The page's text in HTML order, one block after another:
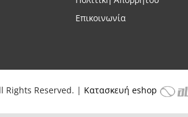
Επικοινωνία
Rights Reserved. | Κατασκευή eshop